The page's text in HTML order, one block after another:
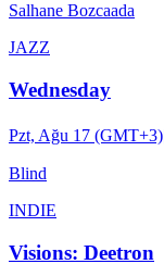
Salhane Bozcaada
JAZZ
Wednesday
Pzt, Ağu 17 (GMT+3)
Blind
INDIE
Visions: Deetron